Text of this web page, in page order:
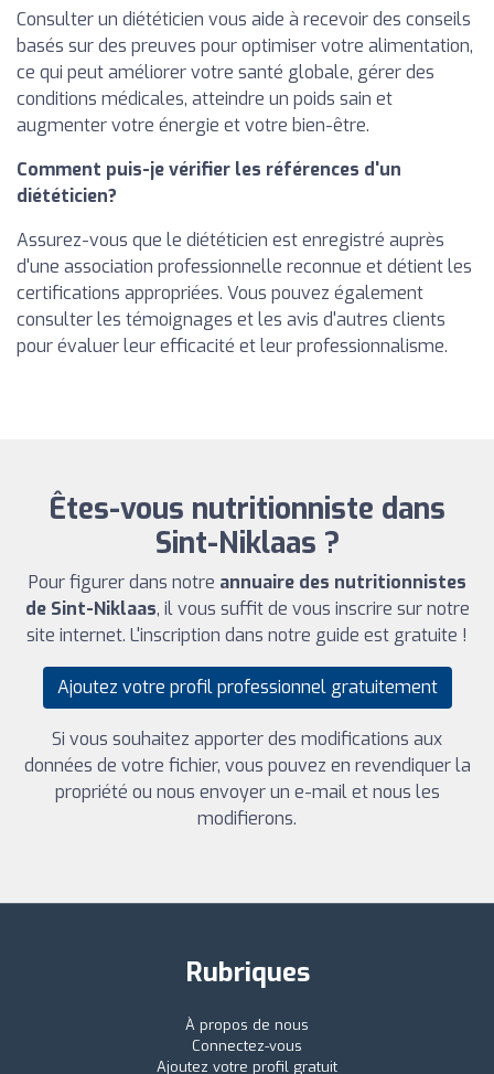
Consulter un diététicien vous aide à recevoir des conseils
basés sur des preuves pour optimiser votre alimentation,
ce qui peut améliorer votre santé globale, gérer des
conditions médicales, atteindre un poids sain et
augmenter votre énergie et votre bien-être.
Comment puis-je vérifier les références d'un
diététicien?
Assurez-vous que le diététicien est enregistré auprès
d'une association professionnelle reconnue et détient les
certifications appropriées. Vous pouvez également
consulter les témoignages et les avis d'autres clients
pour évaluer leur efficacité et leur professionnalisme.
Êtes-vous nutritionniste dans
Sint-Niklaas ?
Pour figurer dans notre annuaire des nutritionnistes
de Sint-Niklaas, il vous suffit de vous inscrire sur notre
site internet. L'inscription dans notre guide est gratuite !
Ajoutez votre profil professionnel gratuitement
Si vous souhaitez apporter des modifications aux
données de votre fichier, vous pouvez en revendiquer la
propriété ou nous envoyer un e-mail et nous les
modifierons.
Rubriques
À propos de nous
Connectez-vous
Ajoutez votre profil gratuit